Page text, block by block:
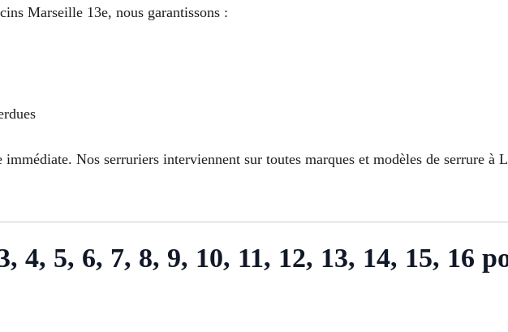
Marseille 13e, nous garantissons :
immédiate. Nos serruriers interviennent sur toutes marques et modèles de serrure à
4, 5, 6, 7, 8, 9, 10, 11, 12, 13, 14, 15, 16